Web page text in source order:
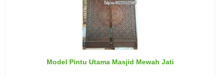
Model Pintu Utama Masjid Mewah Jati